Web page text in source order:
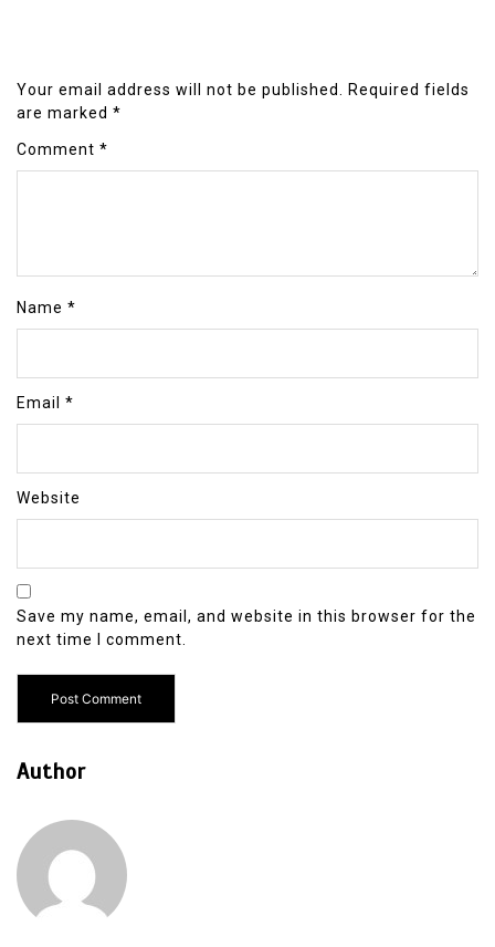
Your email address will not be published.
Required fields
are marked *
Comment *
Name *
Email *
Website
Save my name, email, and website in this browser for the
next time I comment.
Author